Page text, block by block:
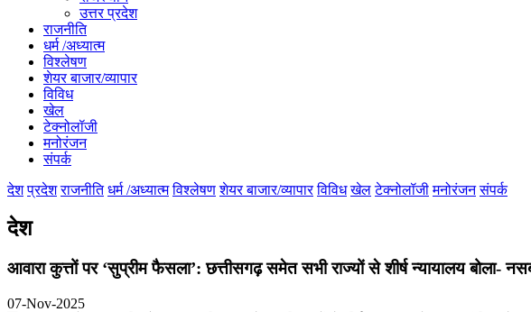
उत्तर प्रदेश
राजनीति
धर्म /अध्यात्म
विश्लेषण
शेयर बाजार/व्यापार
विविध
खेल
टेक्नोलॉजी
मनोरंजन
संपर्क
देश प्रदेश राजनीति धर्म /अध्यात्म विश्लेषण शेयर बाजार/व्यापार विविध खेल टेक्नोलॉजी मनोरंजन संपर्क
देश
आवारा कुत्तों पर ‘सुप्रीम फैसला’: छत्तीसगढ़ समेत सभी राज्यों से शीर्ष न्यायालय
07-Nov-2025